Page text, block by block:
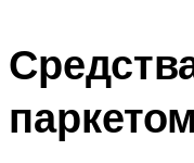
паркетом